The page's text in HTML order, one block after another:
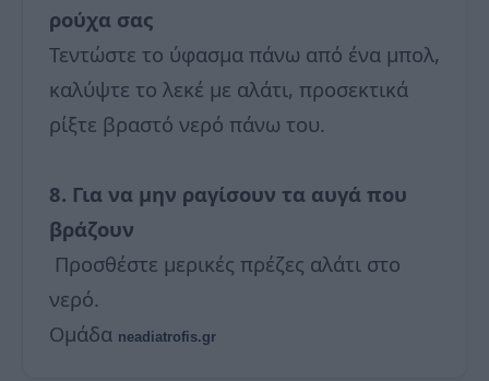
ρούχα σας
Τεντώστε το ύφασμα πάνω από ένα μπολ,
καλύψτε το λεκέ με αλάτι, προσεκτικά
ρίξτε βραστό νερό πάνω του.
8. Για να μην ραγίσουν τα αυγά που
βράζουν
Προσθέστε μερικές πρέζες αλάτι στο
νερό.
Ομάδα neadiatrofis.gr